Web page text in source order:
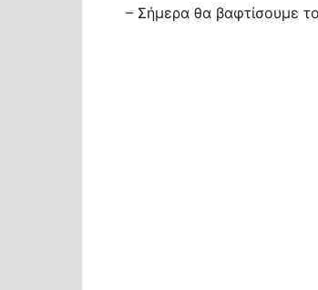
– Σήμερα θα βαφτίσουμε